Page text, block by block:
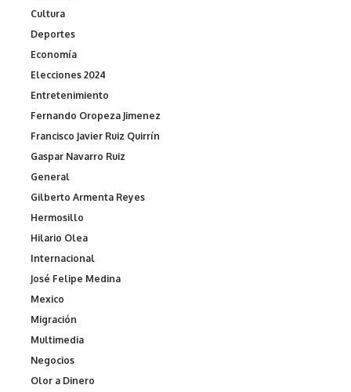
Cultura
Deportes
Economía
Elecciones 2024
Entretenimiento
Fernando Oropeza Jimenez
Francisco Javier Ruiz Quirrín
Gaspar Navarro Ruiz
General
Gilberto Armenta Reyes
Hermosillo
Hilario Olea
Internacional
José Felipe Medina
Mexico
Migración
Multimedia
Negocios
Olor a Dinero